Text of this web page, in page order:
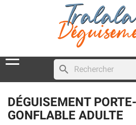
search
DÉGUISEMENT
GONFLABLE ADULTE